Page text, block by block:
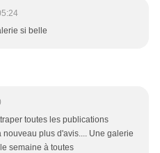
si belle
toutes les publications
plus d'avis.... Une galerie
semaine à toutes